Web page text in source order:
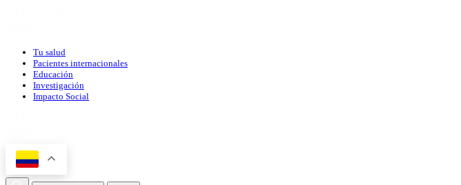
Tu salud
Pacientes internacionales
Educación
Investigación
Impacto Social